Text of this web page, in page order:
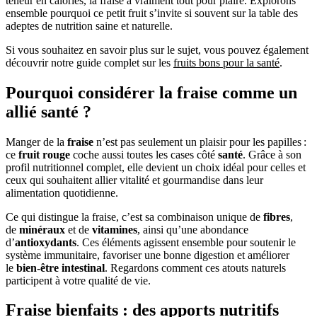
ensemble pourquoi ce petit fruit s’invite si souvent sur la table des
adeptes de nutrition saine et naturelle.
Si vous souhaitez en savoir plus sur le sujet, vous pouvez également
découvrir notre guide complet sur les fruits bons pour la santé.
Pourquoi considérer la fraise comme un
allié santé ?
Manger de la fraise n’est pas seulement un plaisir pour les papilles :
ce fruit rouge coche aussi toutes les cases côté santé. Grâce à son
profil nutritionnel complet, elle devient un choix idéal pour celles et
ceux qui souhaitent allier vitalité et gourmandise dans leur
alimentation quotidienne.
Ce qui distingue la fraise, c’est sa combinaison unique de fibres,
de minéraux et de vitamines, ainsi qu’une abondance
d’antioxydants. Ces éléments agissent ensemble pour soutenir le
système immunitaire, favoriser une bonne digestion et améliorer
le bien-être intestinal. Regardons comment ces atouts naturels
participent à votre qualité de vie.
Fraise bienfaits : des apports nutritifs